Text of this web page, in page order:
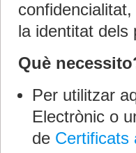
la identitat dels
Què
Per utilitzar
Electrònic o
de Certificats